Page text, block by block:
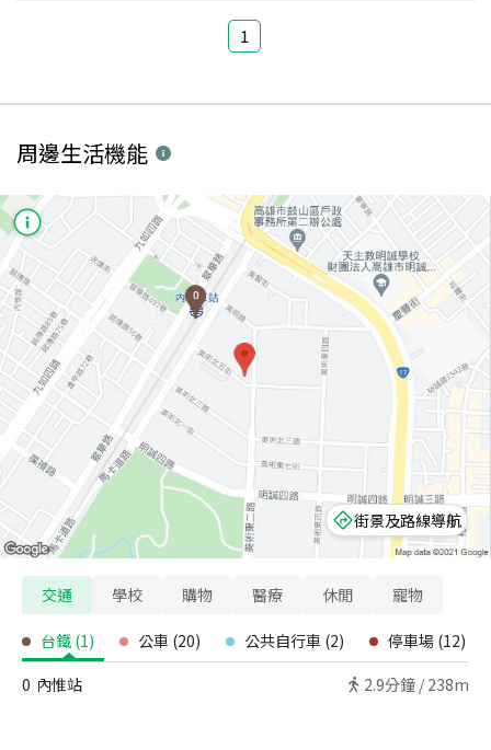
1
周邊生活機能
街景及路線導航
交通 學校 購物 醫療 休閒 寵物
台鐵 (1) 公車 (20) 公共自行車 (2) 停車場 (12)
0 內惟站 2.9分鐘 / 238m